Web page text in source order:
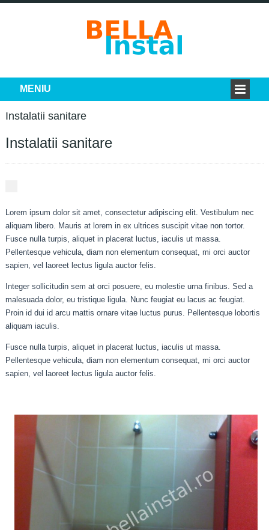
Instalatii sanitare
Instalatii sanitare
Lorem ipsum dolor sit amet, consectetur adipiscing elit. Vestibulum nec
aliquam libero. Mauris at lorem in ex ultrices suscipit vitae non tortor.
Fusce nulla turpis, aliquet in placerat luctus, iaculis ut massa.
Pellentesque vehicula, diam non elementum consequat, mi orci auctor
sapien, vel laoreet lectus ligula auctor felis.
Integer sollicitudin sem at orci posuere, eu molestie urna finibus. Sed a
malesuada dolor, eu tristique ligula. Nunc feugiat eu lacus ac feugiat.
Proin id dui id arcu mattis ornare vitae luctus purus. Pellentesque lobortis
aliquam iaculis.
Fusce nulla turpis, aliquet in placerat luctus, iaculis ut massa.
Pellentesque vehicula, diam non elementum consequat, mi orci auctor
sapien, vel laoreet lectus ligula auctor felis.